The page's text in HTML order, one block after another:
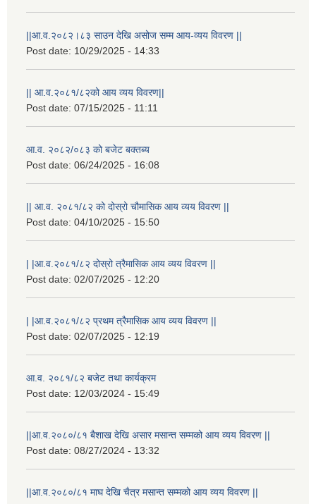
||आ.व.२०८२।८३ साउन देखि असोज सम्म आय-व्यय विवरण ||
Post date: 10/29/2025 - 14:33
|| आ.व.२०८१/८२को आय व्यय विवरण||
Post date: 07/15/2025 - 11:11
आ.व. २०८२/०८३ को बजेट बक्तब्य
Post date: 06/24/2025 - 16:08
|| आ.व. २०८१/८२ को दोस्रो चौमासिक आय व्यय विवरण ||
Post date: 04/10/2025 - 15:50
| |आ.व.२०८१/८२ दोस्रो त्रैमासिक आय व्यय विवरण ||
Post date: 02/07/2025 - 12:20
| |आ.व.२०८१/८२ प्रथम त्रैमासिक आय व्यय विवरण ||
Post date: 02/07/2025 - 12:19
आ.व. २०८१/८२ बजेट तथा कार्यक्रम
Post date: 12/03/2024 - 15:49
||आ.व.२०८०/८१ बैशाख देखि असार मसान्त सम्मको आय व्यय विवरण ||
Post date: 08/27/2024 - 13:32
||आ.व.२०८०/८१ माघ देखि चैत्र मसान्त सम्मको आय व्यय विवरण ||